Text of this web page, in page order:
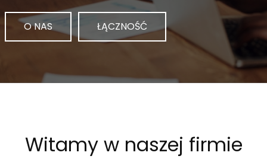
O NAS ŁĄCZNOŚĆ
Witamy w naszej firmie